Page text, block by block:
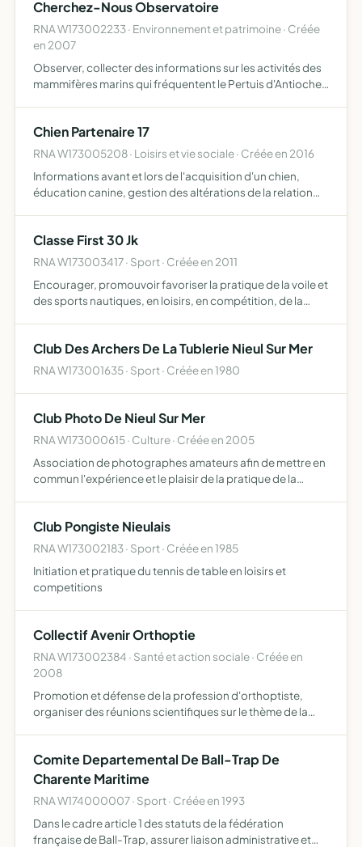
Cherchez-Nous Observatoire
RNA W173002233 · Environnement et patrimoine · Créée
en 2007
Observer, collecter des informations sur les activités des
mammifères marins qui fréquentent le Pertuis d'Antioche,
Chien Partenaire 17
RNA W173005208 · Loisirs et vie sociale · Créée en 2016
Informations avant et lors de l'acquisition d'un chien,
éducation canine, gestion des altérations de la relation
Classe First 30 Jk
RNA W173003417 · Sport · Créée en 2011
Encourager, promouvoir favoriser la pratique de la voile et
des sports nautiques, en loisirs, en compétition, de la
Club Des Archers De La Tublerie Nieul Sur Mer
RNA W173001635 · Sport · Créée en 1980
Club Photo De Nieul Sur Mer
RNA W173000615 · Culture · Créée en 2005
Association de photographes amateurs afin de mettre en
commun l'expérience et le plaisir de la pratique de la
Club Pongiste Nieulais
RNA W173002183 · Sport · Créée en 1985
Initiation et pratique du tennis de table en loisirs et
competitions
Collectif Avenir Orthoptie
RNA W173002384 · Santé et action sociale · Créée en
2008
Promotion et défense de la profession d'orthoptiste,
organiser des réunions scientifiques sur le thème de la
Comite Departemental De Ball-Trap De
Charente Maritime
RNA W174000007 · Sport · Créée en 1993
Dans le cadre article 1 des statuts de la fédération
française de Ball-Trap, assurer liaison administrative et